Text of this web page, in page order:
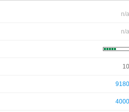
n/a
n/a
10
9180
4000